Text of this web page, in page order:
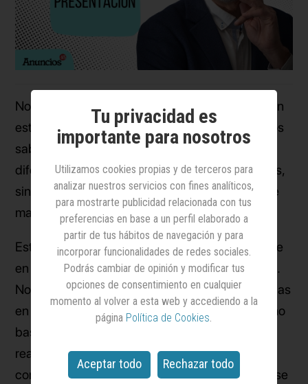
No importa si estás dando tus primeros pasos en
este mundo o si llevas años en la industria. Todos
sabemos que el marketing del futuro será
diferente. La clave no es desde dónde empiezas,
sino a dónde quieres llegar como profesional de
marketing.
Este programa está diseñado para acompañarte
en ese viaje y hacer que el camino sea más fácil.
No hablaré de teorías obsoletas o historias vividas
en el pasado, porque la experiencia por sí sola no
basta en un mundo donde todo cambia. Lo que
realmente importa son los aprendizajes
convertidos en principios sólidos, aquellos que se
Tu privacidad es
importante para nosotros
Utilizamos cookies propias y de terceros para
analizar nuestros servicios con fines analíticos,
para mostrarte publicidad relacionada con tus
preferencias en base a un perfil elaborado a
partir de tus hábitos de navegación y para
incorporar funcionalidades de redes sociales.
Podrás cambiar de opinión y modificar tus
opciones de consentimiento en cualquier
momento al volver a esta web y accediendo a la
página Política de Cookies
Aceptar todo Rechazar todo